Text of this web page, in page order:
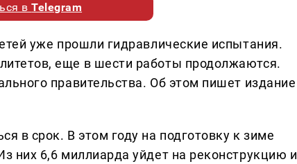
вTelegram
уже прошли гидравлические испытания.
еще в шести работы продолжаются.
правительства. Об этом пишет издание
в срок. В этом году на подготовку к зиме
них 6,6 миллиарда уйдет на реконструкцию и